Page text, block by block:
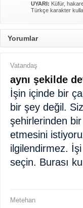
UYARI: Küfür,
Türkçe karakter
Yorumlar
Vatandaş
aynı şekilde
İşin içinde bir
bir şey değil.
şehirlerinden
etmesini
ilgilendirmez.
seçin. Burası
Metehan